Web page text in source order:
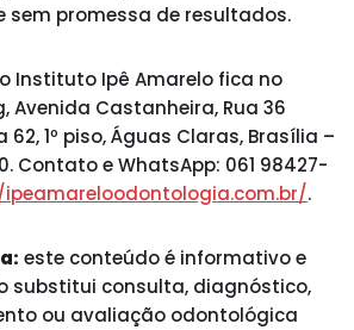
sem promessa de resultados.
Instituto Ipê Amarelo fica no
Avenida Castanheira, Rua 36
62, 1º piso, Águas Claras, Brasília –
Contato e WhatsApp: 061 98427-
.
este conteúdo é informativo e
substitui consulta, diagnóstico,
ou avaliação odontológica